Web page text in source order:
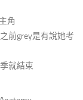
角
前grey是有說她考
就結束